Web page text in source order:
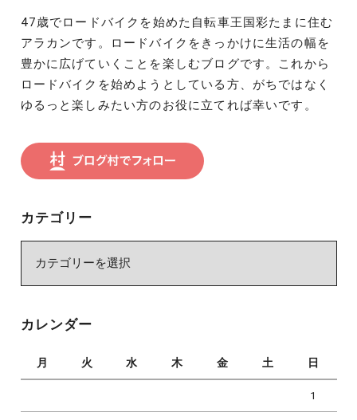
47歳でロードバイクを始めた自転車王国彩たまに住む
アラカンです。ロードバイクをきっかけに生活の幅を
豊かに広げていくことを楽しむブログです。これから
ロードバイクを始めようとしている方、がちではなく
ゆるっと楽しみたい方のお役に立てれば幸いです。
カテゴリー
ー
カレンダー
月 火 水 木 金 土 日
1